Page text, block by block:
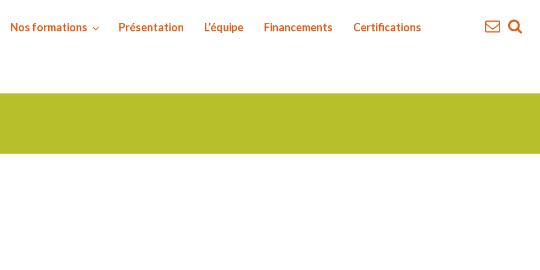
Nos formations Présentation L’équipe Financements Certifications